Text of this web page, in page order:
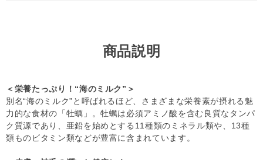
自然素材の為、重さや大きさにばらつきがあります。
写真とは異なるサイズのものも含まれておりますのでので、
【知っておいていただきたいこと】
当店では独自の安全基準を設け、原材料そのものの品質やパ
ートナーへの安全性を確認できた商品だけを取り扱っていま
す。 商品形状のバラつき や 商品導入スタンス
について詳しく
は こちら
をご覧ください。
【キャンセルについてご注意】
商品説明
＜栄養たっぷり！“海のミルク”＞
別名“海のミルク”と呼ばれるほど、さまざまな栄養素が摂れる魅
力的な食材の「牡蠣」。牡蠣は必須アミノ酸を含む良質なタンパ
ク質源であり、亜鉛を始めとする11種類のミネラル類や、13種
類ものビタミン類などが豊富に含まれています。